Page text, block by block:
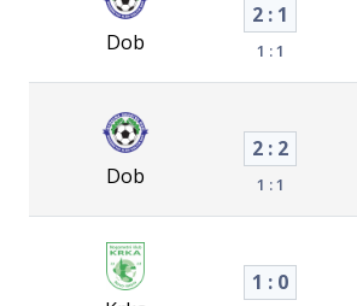
Dob
2 : 1
1 : 1
Dob
2 : 2
1 : 1
1 : 0